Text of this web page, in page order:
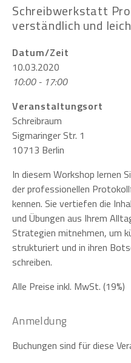
Schreibwerkstatt
verständlich und
Datum/Zeit
10.03.2020
10:00 - 17:00
Veranstaltungsort
Schreibraum
Sigmaringer Str. 1
10713 Berlin
In diesem Workshop lernen
der professionellen
kennen. Sie vertiefen die
und Übungen aus Ihrem
Strategien mitnehmen, um
strukturiert und in ihren
schreiben.
Alle Preise inkl. MwSt. (19%)
Anmeldung
Buchungen sind für diese